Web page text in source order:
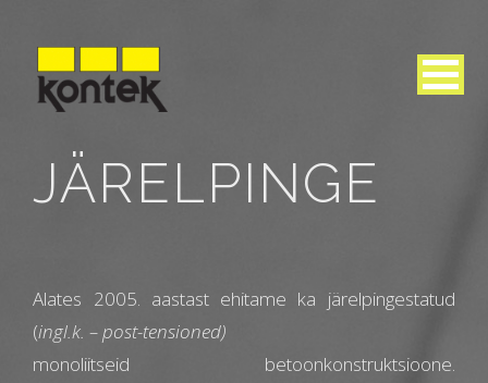
JÄRELPINGE
Alates 2005. aastast ehitame ka järelpingestatud
(ingl.k. – post-tensioned)
monoliitseid betoonkonstruktsioone.